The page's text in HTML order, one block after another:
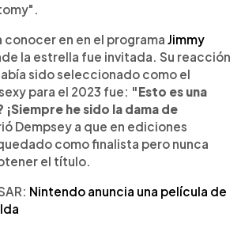
conocer en en el programa Jimmy
la estrella fue invitada. Su reacción
sido seleccionado como el
para el 2023 fue: "Esto es una
he sido la dama de
Dempsey a que en ediciones
como finalista pero nunca
el título.
Nintendo anuncia una película de